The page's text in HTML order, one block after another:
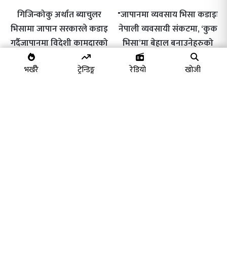
भर्खरै ट्रेन्डिङ्ग रेडियो खोजी
गिजिन्कोकु अर्थात ब्याचुलर
भिसामा जापान सरकारले कडाइ
गर्दैजापानमा विदेशी कामदारको
ठूलो दुरुपयोग :
"जापानमा व्यवसाय भिसा कडाइः
नेपाली व्यवसायी संकटमा, ‘कुक
भिसा’मा बेहाल बनाउनेहरुको